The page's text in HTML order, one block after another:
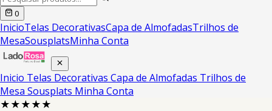
0
InicioTelas DecorativasCapa de AlmofadasTrilhos de
MesaSousplatsMinha Conta
Inicio Telas Decorativas Capa de Almofadas Trilhos de
Mesa Sousplats Minha Conta
★★★★★